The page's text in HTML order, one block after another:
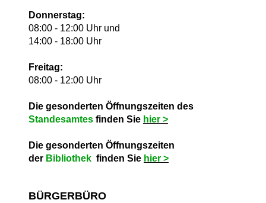
Donnerstag:
08:00 - 12:00 Uhr und
14:00 - 18:00 Uhr
Freitag:
08:00 - 12:00 Uhr
Die gesonderten Öffnungszeiten des
Standesamtes finden Sie hier >
Die gesonderten Öffnungszeiten
der Bibliothek finden Sie hier >
BÜRGERBÜRO